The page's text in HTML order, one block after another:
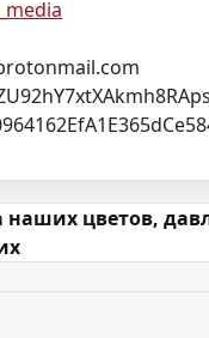
наших цветов,